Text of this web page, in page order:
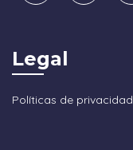
Legal
Políticas de privacidad